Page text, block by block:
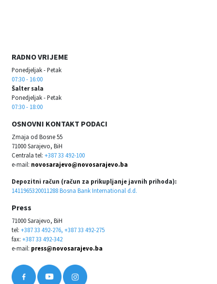
RADNO VRIJEME
Ponedjeljak - Petak
07:30 - 16:00
Šalter sala
Ponedjeljak - Petak
07:30 - 18:00
OSNOVNI KONTAKT PODACI
Zmaja od Bosne 55
71000 Sarajevo, BiH
Centrala tel: +387 33 492-100
e-mail: novosarajevo@novosarajevo.ba
Depozitni račun (račun za prikupljanje javnih prihoda):
1411965320011288 Bosna Bank International d.d.
Press
71000 Sarajevo, BiH
tel: +387 33 492-276, +387 33 492-275
fax: +387 33 492-342
e-mail: press@novosarajevo.ba